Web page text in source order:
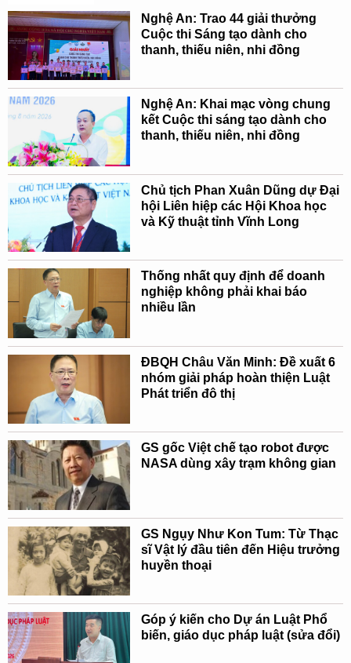
Nghệ An: Trao 44 giải thưởng
Cuộc thi Sáng tạo dành cho
thanh, thiếu niên, nhi đồng
Nghệ An: Khai mạc vòng chung
kết Cuộc thi sáng tạo dành cho
thanh, thiếu niên, nhi đồng
Chủ tịch Phan Xuân Dũng dự Đại
hội Liên hiệp các Hội Khoa học
và Kỹ thuật tỉnh Vĩnh Long
Thống nhất quy định để doanh
nghiệp không phải khai báo
nhiều lần
ĐBQH Châu Văn Minh: Đề xuất 6
nhóm giải pháp hoàn thiện Luật
Phát triển đô thị
GS gốc Việt chế tạo robot được
NASA dùng xây trạm không gian
GS Ngụy Như Kon Tum: Từ Thạc
sĩ Vật lý đầu tiên đến Hiệu trưởng
huyền thoại
Góp ý kiến cho Dự án Luật Phổ
biến, giáo dục pháp luật (sửa đổi)